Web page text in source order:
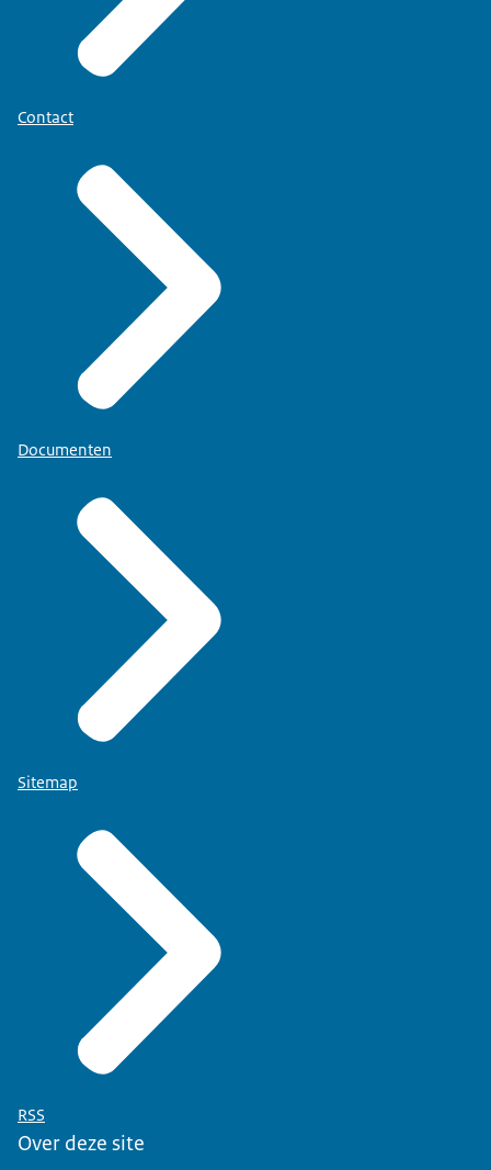
Contact
Documenten
Sitemap
RSS
Over deze site